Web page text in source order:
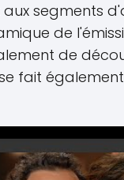
segments
de
de
fait